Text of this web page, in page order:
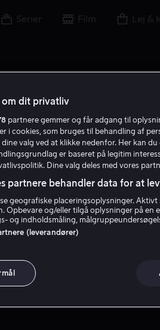
Serier Film Lej &
S B
Steve
dit privatliv
partnere gemmer og får adgang til
i cookies, som bruges til behandling af
valg ved at klikke nedenfor. Her kan
er baseret på legitim
Dine valg deles med vores
partnere behandler data for at
geografiske placeringsoplysninger. Aktivt
Opbevare og/eller tilgå oplysninger på en
og indholdsmåling,
(leverandører)